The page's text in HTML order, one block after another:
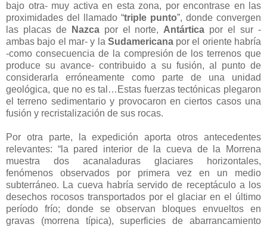
bajo otra- muy activa en esta zona, por encontrase en las
proximidades del llamado “triple punto”, donde convergen
las placas de
Nazca por el norte, Antártica por el sur -
ambas bajo el mar- y la Sudamericanapor el oriente habría
-como consecuencia de la compresión de los terrenos que
produce su avance- contribuido a su fusión, al punto de
considerarla erróneamente como parte de una unidad
geológica, que no es tal…Estas fuerzas tectónicas plegaron
el terreno sedimentario y provocaron en ciertos casos una
fusión y recristalización de sus rocas.
Por otra parte, la expedición aporta otros antecedentes
relevantes: “la pared interior de la cueva de la Morrena
muestra dos acanaladuras glaciares horizontales,
fenómenos observados por primera vez en un medio
subterráneo. La cueva habría servido de receptáculo a los
desechos rocosos transportados por el glaciar en el último
período frío; donde se observan bloques envueltos en
gravas (morrena típica), superficies de abarrancamiento